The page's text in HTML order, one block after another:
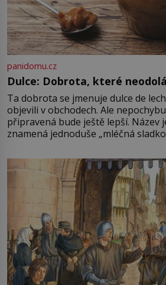
panidomu.cz
Dulce: Dobrota, které
Ta dobrota se jmenuje dulce de
objevili v obchodech. Ale
připravená bude ještě lepší. Název
znamená jednoduše „mléčná
pře hned několik
Francie, kde se traduje,